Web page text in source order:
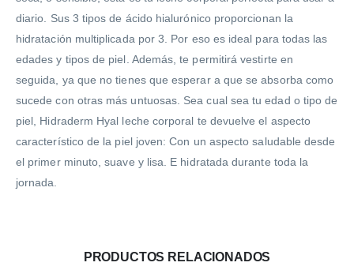
diario. Sus 3 tipos de ácido hialurónico proporcionan la
hidratación multiplicada por 3. Por eso es ideal para todas las
edades y tipos de piel. Además, te permitirá vestirte en
seguida, ya que no tienes que esperar a que se absorba como
sucede con otras más untuosas. Sea cual sea tu edad o tipo de
piel, Hidraderm Hyal leche corporal te devuelve el aspecto
característico de la piel joven: Con un aspecto saludable desde
el primer minuto, suave y lisa. E hidratada durante toda la
jornada.
PRODUCTOS RELACIONADOS